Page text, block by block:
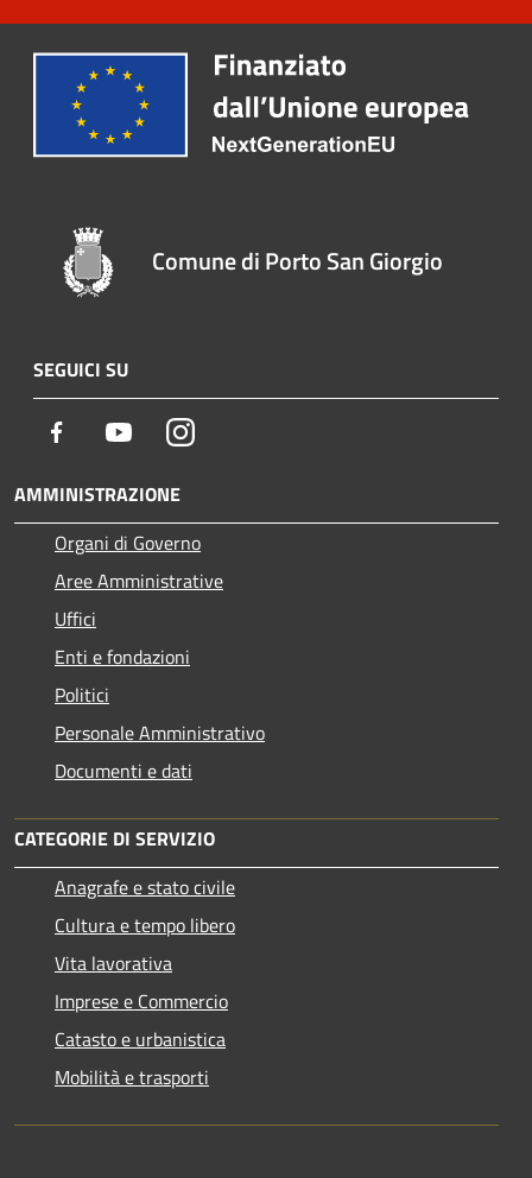
Comune di Porto San Giorgio
SEGUICI SU
Facebook YoutubeInstagram
AMMINISTRAZIONE
Organi di Governo
Aree Amministrative
Uffici
Enti e fondazioni
Politici
Personale Amministrativo
Documenti e dati
CATEGORIE DI SERVIZIO
Anagrafe e stato civile
Cultura e tempo libero
Vita lavorativa
Imprese e Commercio
Catasto e urbanistica
Mobilità e trasporti